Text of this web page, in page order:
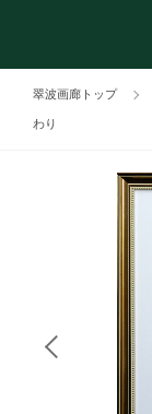
翠波画廊トップ
わり